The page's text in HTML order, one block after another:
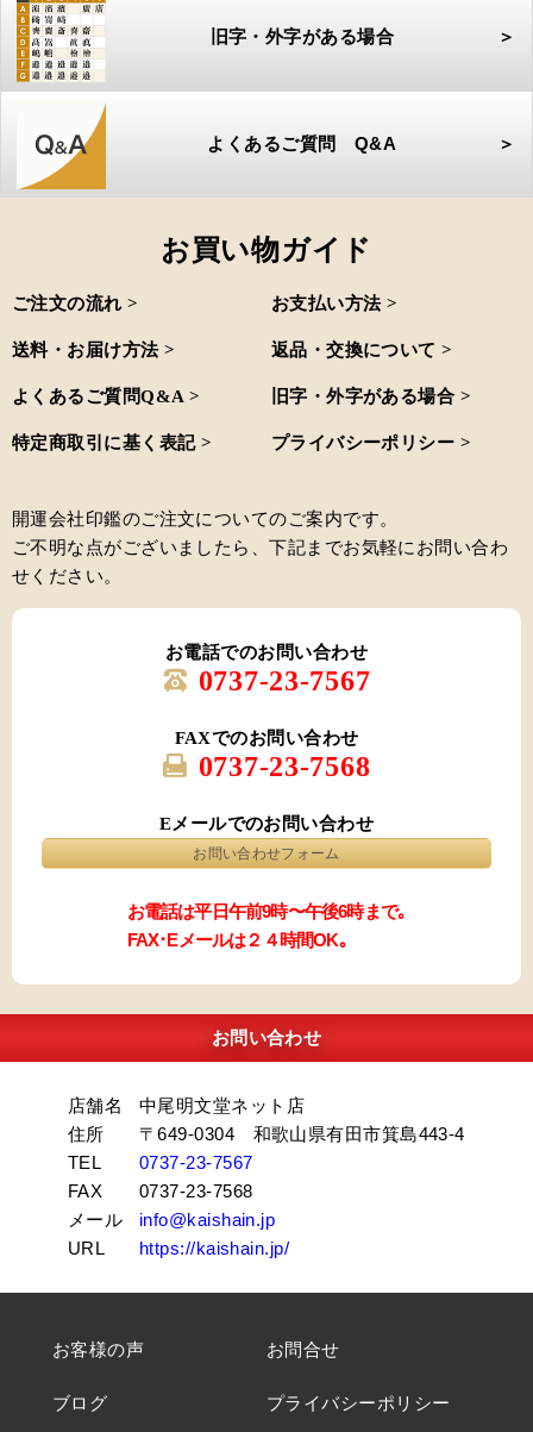
旧字・外字がある場合 ＞
よくあるご質問 Q&A ＞
お買い物ガイド
ご注文の流れ > お支払い方法 >
送料・お届け方法 > 返品・交換について >
よくあるご質問Q&A > 旧字・外字がある場合 >
特定商取引に基く表記 > プライバシーポリシー >
開運会社印鑑のご注文についてのご案内です。
ご不明な点がございましたら、下記までお気軽にお問い合わ
せください。
お電話でのお問い合わせ
0737-23-7567
FAXでのお問い合わせ
0737-23-7568
Eメールでのお問い合わせ
お問い合わせフォーム
お電話は平日午前9時〜午後6時まで｡
FAX･Eメールは２４時間OK｡
お問い合わせ
店舗名
中尾明文堂ネット店
住所
〒649-0304 和歌山県有田市箕島443-4
TEL
0737-23-7567
FAX
0737-23-7568
メール
info@kaishain.jp
URL
https://kaishain.jp/
お客様の声 お問合せ
ブログ プライバシーポリシー